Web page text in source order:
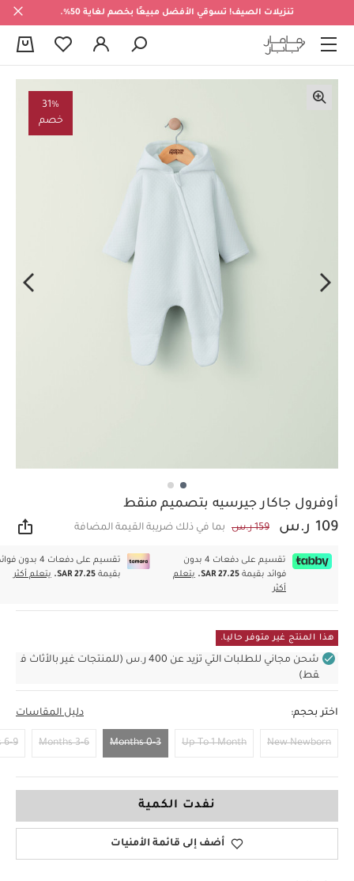
تنزيلات الصيف! تسوقي الأفضل مبيعًا بخصم لغاية 50%.
31%
خصم
أوفرول جاكار جيرسيه بتصميم منقط
109 ر.س 159 ر.س بما في ذلك ضريبة القيمة المضافة
تقسيم على دفعات 4 بدون
فوائد بقيمة SAR 27.25.
يتعلم
أكثر
تقسيم على دفعات 4 بدون
بقيمةSAR 27.25. يتعلم أكثر
هذا المنتج غير متوفر حاليا.
شحن مجاني للطلبات التي تزيد عن 400 ر.س (للمنتجات غير بالأثاث ف
قط)
اختر بحجم: دليل المقاسات
New Newborn
Up To 1 Month
0-3 Months
3-6 Months
6-9 Months
نفدت الكمية
أضف إلى قائمة الأمنيات